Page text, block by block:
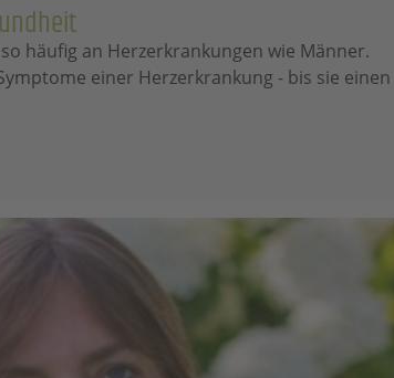
häufig an Herzerkrankungen wie Männer.
einer Herzerkrankung - bis sie einen